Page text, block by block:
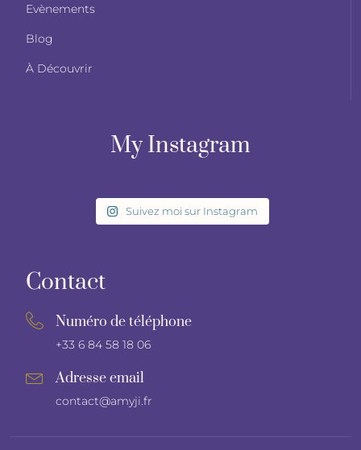
Evènements
Blog
À Découvrir
My Instagram
Suivez moi sur Instagram
Contact
Numéro de téléphone
+33 6 84 58 18 06
Adresse email
contact@amyji.fr